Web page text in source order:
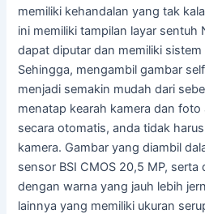
memiliki kehandalan yang tak
ini memiliki tampilan layar sentuh
dapat diputar dan memiliki
Sehingga, mengambil gambar
menjadi semakin mudah dari
menatap kearah kamera dan
secara otomatis, anda tidak
kamera. Gambar yang diambil
sensor BSI CMOS 20,5 MP,
dengan warna yang jauh lebih
lainnya yang memiliki ukuran